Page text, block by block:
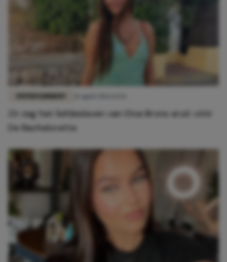
ENTERTAINMENT
Zó zag het liefdesleven van Diva Brons eruit vóór
De Bachelorette